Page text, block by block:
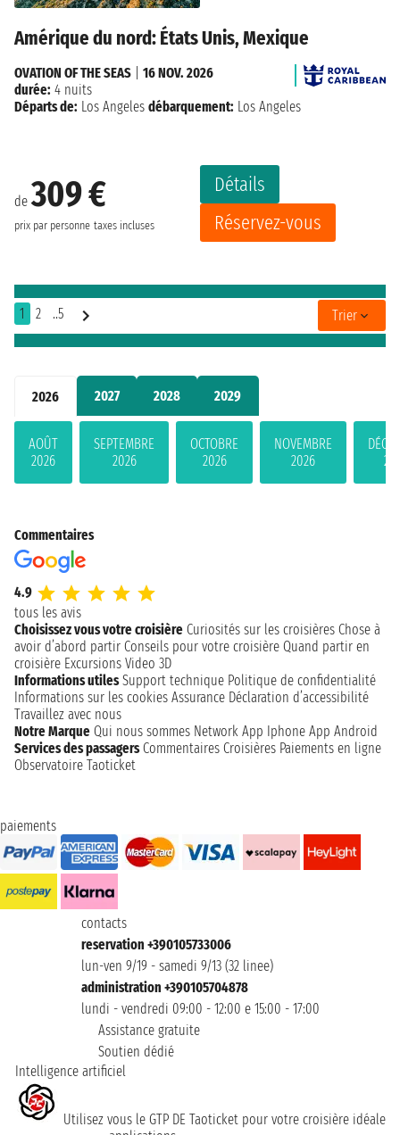
2026 2027 2028 2029
AOÛT
2026
SEPTEMBRE
2026
OCTOBRE
2026
NOVEMBRE
2026
Amérique du nord: États Unis, Mexique
de309 €
prix par personne taxes incluses
Détails
Réservez-vous
OVATION OF THE SEAS
16 NOV. 2026
durée: 4 nuits
Départs de: Los Angeles débarquement: Los Angeles
1 2 ..5 Trier
Commentaires
4.9
tous les avis
Choisissez vous votre croisière Curiosités sur les croisières Chose à
avoir d’abord partir Conseils pour votre croisière Quand partir en
croisière Excursions Video 3D
Informations utiles Support technique Politique de confidentialité
Informations sur les cookies Assurance Déclaration d’accessibilité
Travaillez avec nous
Notre Marque Qui nous sommes Network App Iphone App Android
Services des passagers Commentaires Croisières Paiements en ligne
Observatoire Taoticket
paiements
contacts
reservation +390105733006
lun-ven 9/19 - samedi 9/13 (32 linee)
administration +390105704878
lundi - vendredi 09:00 - 12:00 e 15:00 - 17:00
Assistance gratuite
Soutien dédié
Intelligence artificiel
Utilisez vous le GTP DE Taoticket pour votre croisière idéale